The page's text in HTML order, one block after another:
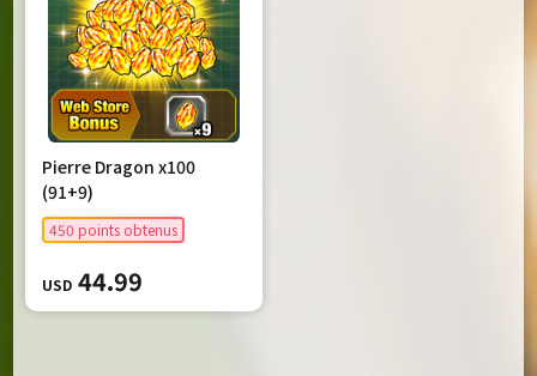
Pierre Dragon x100
(91+9)
450 points obtenus
USD 44.99